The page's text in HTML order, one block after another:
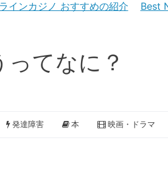
インカジノ おすすめの紹介 Best
ってなに？
発達障害 本 映画・ドラマ